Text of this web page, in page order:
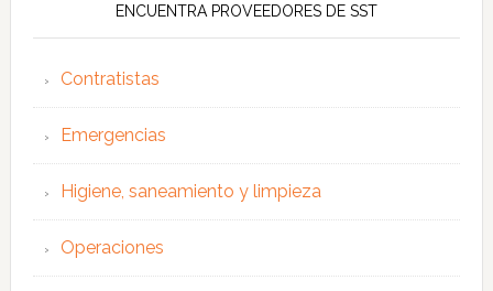
ENCUENTRA PROVEEDORES DE SST
Contratistas
Emergencias
Higiene, saneamiento y limpieza
Operaciones